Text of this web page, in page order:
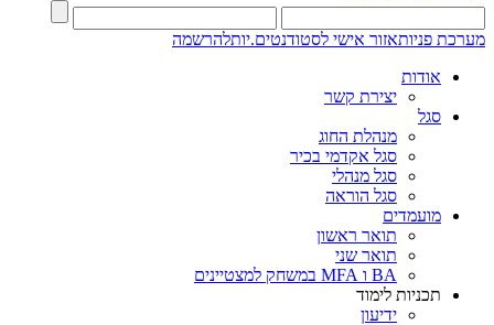
מערכת פניותאזור אישי לסטודנטים.יותלהרשמה
אודות
יצירת קשר
סגל
מנהלת החוג
סגל אקדמי בכיר
סגל מנהלי
סגל הוראה
מועמדים
תואר ראשון
תואר שני
BA ו MFA במשחק למצטיינים
תכניות לימוד
ידיעון